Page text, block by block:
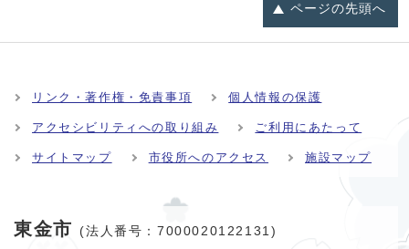
ページの先頭へ
リンク・著作権・免責事項 個人情報の保護
アクセシビリティへの取り組み ご利用にあたって
サイトマップ 市役所へのアクセス 施設マップ
東金市
(法人番号：7000020122131)